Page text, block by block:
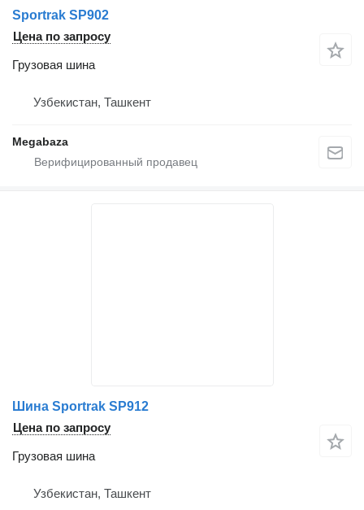
Sportrak SP902
Цена по запросу
Грузовая шина
Узбекистан, Ташкент
Megabaza
Шина Sportrak SP912
Цена по запросу
Грузовая шина
Узбекистан, Ташкент